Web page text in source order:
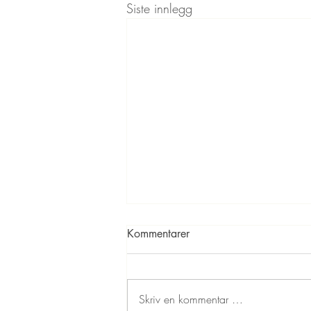
Siste innlegg
Kommentarer
Skriv en kommentar …